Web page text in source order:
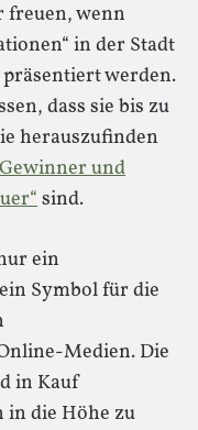
freuen, wenn
in der Stadt
präsentiert werden.
dass sie bis zu
herauszufinden
und
sind.
ein
Symbol für die
Medien. Die
in Kauf
in die Höhe zu